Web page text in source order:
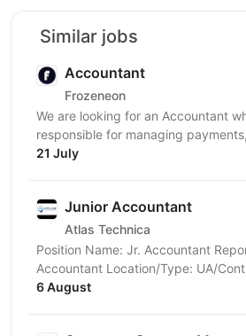
Similar jobs
Accountant
Frozeneon
We are looking for an Accountant
responsible for managing
flow, and ensuring financial
21 July
Junior Accountant
Atlas Technica
Position Name: Jr. Accountant
Accountant Location/Type: UA/
Atlas Technica's mission is to
6 August